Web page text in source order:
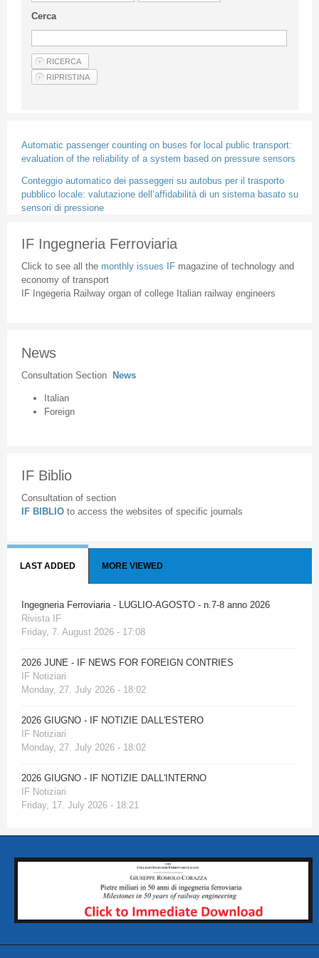
Privacy & Policy
Articles
Cerca
Automatic passenger counting on buses for local public transport:
evaluation of the reliability of a system based on pressure sensors
Conteggio automatico dei passeggeri su autobus per il trasporto
pubblico locale: valutazione dell’affidabilità di un sistema basato su
sensori di pressione
IF Ingegneria Ferroviaria
Click to see all the monthly issues IF magazine of technology and
economy of transport
IF Ingegeria Railway organ of college Italian railway engineers
News
Consultation Section News
Italian
Foreign
IF Biblio
Consultation of section
IF BIBLIO to access the websites of specific journals
LAST ADDED MORE VIEWED
Ingegneria Ferroviaria - LUGLIO-AGOSTO - n.7-8 anno 2026
Rivista IF
Friday, 7. August 2026 - 17:08
2026 JUNE - IF NEWS FOR FOREIGN CONTRIES
IF Notiziari
Monday, 27. July 2026 - 18:02
2026 GIUGNO - IF NOTIZIE DALL'ESTERO
IF Notiziari
Monday, 27. July 2026 - 18:02
2026 GIUGNO - IF NOTIZIE DALL'INTERNO
IF Notiziari
Friday, 17. July 2026 - 18:21